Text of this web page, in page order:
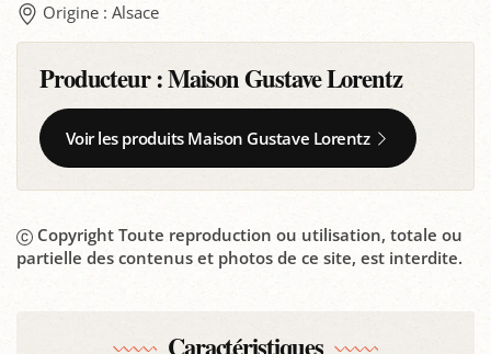
Origine : Alsace
Producteur :Maison Gustave Lorentz
Voir les produits Maison Gustave Lorentz
Copyright Toute reproduction ou utilisation, totale ou
partielle des contenus et photos de ce site, est interdite.